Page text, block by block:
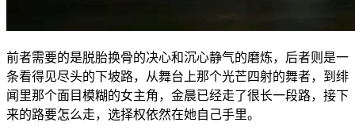
前者需要的是脱胎换骨的决心和沉心静气的磨炼，后者则是一
条看得见尽头的下坡路，从舞台上那个光芒四射的舞者，到绯
闻里那个面目模糊的女主角，金晨已经走了很长一段路，接下
来的路要怎么走，选择权依然在她自己手里。